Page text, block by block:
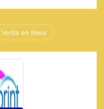
Venta en línea